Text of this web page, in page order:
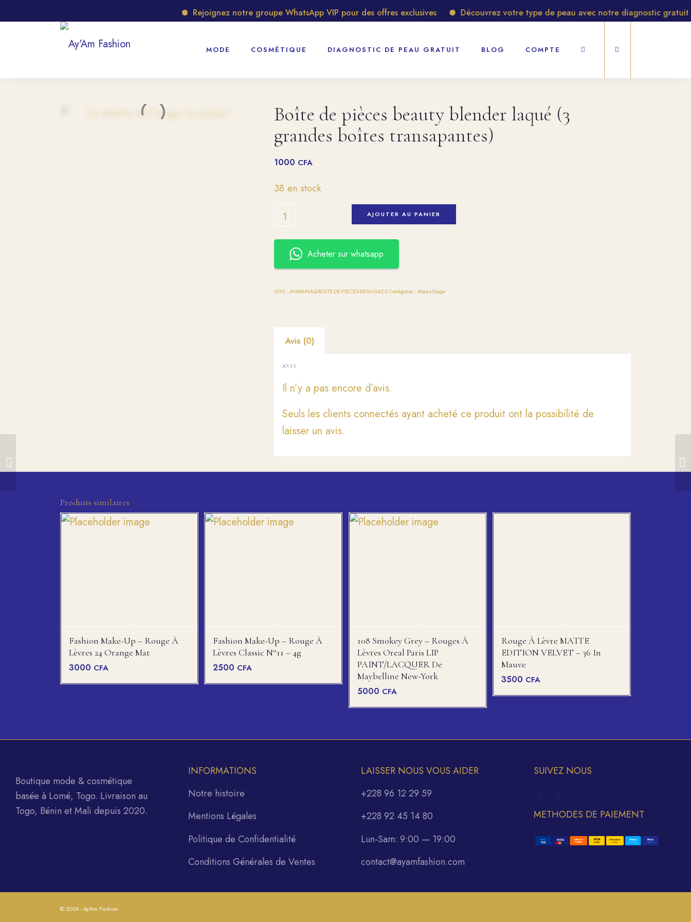
Rejoignez notre groupe WhatsApp VIP pour des offres exclusives Découvrez votre type de peau avec notre diagnostic gratuit
MODE COSMÉTIQUE DIAGNOSTIC DE PEAU GRATUIT BLOG COMPTE
Boîte de pièces beauty blender laqué (3
grandes boîtes transapantes)
1000 CFA
38 en stock
AJOUTER AU PANIER
Acheter sur whatsapp
UGS :AYAM-MAQ-BOITE-DE-PIECES-BEAU-0425 Catégorie :Maquillage
Avis (0)
AVIS
Il n’y a pas encore d’avis.
Seuls les clients connectés ayant acheté ce produit ont la possibilité de
laisser un avis.
Produits similaires
Fashion Make-Up – Rouge À
Lèvres 24 Orange Mat
3000 CFA
Fashion Make-Up – Rouge À
Lèvres Classic N°11 – 4g
2500 CFA
108 Smokey Grey – Rouges À
Lèvres Oreal Paris LIP
PAINT/LACQUER De
Maybelline New-York
5000 CFA
Rouge À Lèvre MATTE
EDITION VELVET – 36 In
Mauve
3500 CFA
Boutique mode & cosmétique
basée à Lomé, Togo. Livraison au
Togo, Bénin et Mali depuis 2020.
INFORMATIONS
Notre histoire
Mentions Légales
Politique de Confidentialité
Conditions Générales de Ventes
LAISSER NOUS VOUS AIDER
+228 96 12 29 59
+228 92 45 14 80
Lun-Sam: 9:00 — 19:00
contact@ayamfashion.com
SUIVEZ NOUS
METHODES DE PAIEMENT
© 2026 - Ay'Am Fashion